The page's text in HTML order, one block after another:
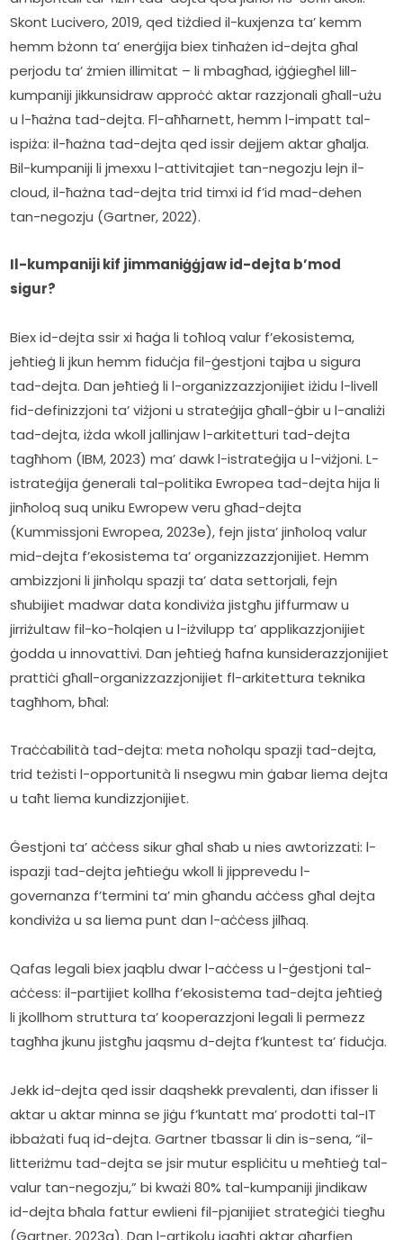
Skont Lucivero, 2019, qed tiżdied il-kuxjenza ta’ kemm
hemm bżonn ta’ enerġija biex tinħażen id-dejta għal
perjodu ta’ żmien illimitat – li mbagħad, iġġiegħel lill-
kumpaniji jikkunsidraw approċċ aktar razzjonali għall-użu
u l-ħażna tad-dejta. Fl-aħħarnett, hemm l-impatt tal-
ispiża: il-ħażna tad-dejta qed issir dejjem aktar għalja.
Bil-kumpaniji li jmexxu l-attivitajiet tan-negozju lejn il-
cloud, il-ħażna tad-dejta trid timxi id f’id mad-dehen
tan-negozju (Gartner, 2022).
Il-kumpaniji kif jimmaniġġjaw id-dejta b’mod
sigur?
Biex id-dejta ssir xi ħaġa li toħloq valur f’ekosistema,
jeħtieġ li jkun hemm fiduċja fil-ġestjoni tajba u sigura
tad-dejta. Dan jeħtieġ li l-organizzazzjonijiet iżidu l-livell
fid-definizzjoni ta’ viżjoni u strateġija għall-ġbir u l-analiżi
tad-dejta, iżda wkoll jallinjaw l-arkitetturi tad-dejta
tagħhom (IBM, 2023) ma’ dawk l-istrateġija u l-viżjoni. L-
istrateġija ġenerali tal-politika Ewropea tad-dejta hija li
jinħoloq suq uniku Ewropew veru għad-dejta
(Kummissjoni Ewropea, 2023e), fejn jista’ jinħoloq valur
mid-dejta f’ekosistema ta’ organizzazzjonijiet. Hemm
ambizzjoni li jinħolqu spazji ta’ data settorjali, fejn
sħubijiet madwar data kondiviża jistgħu jiffurmaw u
jirriżultaw fil-ko-ħolqien u l-iżvilupp ta’ applikazzjonijiet
ġodda u innovattivi. Dan jeħtieġ ħafna kunsiderazzjonijiet
prattiċi għall-organizzazzjonijiet fl-arkitettura teknika
tagħhom, bħal:
Traċċabilità tad-dejta: meta noħolqu spazji tad-dejta,
trid teżisti l-opportunità li nsegwu min ġabar liema dejta
u taħt liema kundizzjonijiet.
Ġestjoni ta’ aċċess sikur għal sħab u nies awtorizzati: l-
ispazji tad-dejta jeħtieġu wkoll li jipprevedu l-
governanza f’termini ta’ min għandu aċċess għal dejta
kondiviża u sa liema punt dan l-aċċess jilħaq.
Qafas legali biex jaqblu dwar l-aċċess u l-ġestjoni tal-
aċċess: il-partijiet kollha f’ekosistema tad-dejta jeħtieġ
li jkollhom struttura ta’ kooperazzjoni legali li permezz
tagħha jkunu jistgħu jaqsmu d-dejta f’kuntest ta’ fiduċja.
Jekk id-dejta qed issir daqshekk prevalenti, dan ifisser li
aktar u aktar minna se jiġu f’kuntatt ma’ prodotti tal-IT
ibbażati fuq id-dejta. Gartner tbassar li din is-sena, “il-
litteriżmu tad-dejta se jsir mutur espliċitu u meħtieġ tal-
valur tan-negozju,” bi kważi 80% tal-kumpaniji jindikaw
id-dejta bħala fattur ewlieni fil-pjanijiet strateġiċi tiegħu
(Gartner, 2023a). Dan l-artikolu jagħti aktar għarfien